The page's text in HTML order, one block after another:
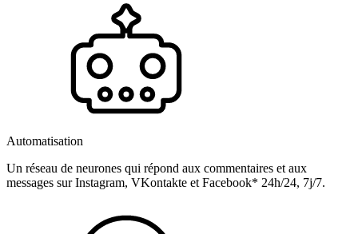
Automatisation
Un réseau de neurones qui répond aux commentaires et aux
messages sur Instagram, VKontakte et Facebook* 24h/24, 7j/7.